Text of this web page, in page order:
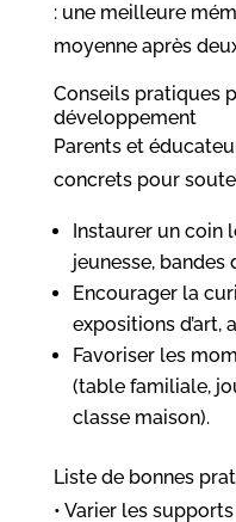
: une meilleure
moyenne après
Conseils pratiques
développement
Parents et
concrets pour
Instaurer un
jeunesse, bandes
Encourager la
expositions d’art,
Favoriser les
(table familiale,
classe maison).
Liste de bonnes
• Varier les